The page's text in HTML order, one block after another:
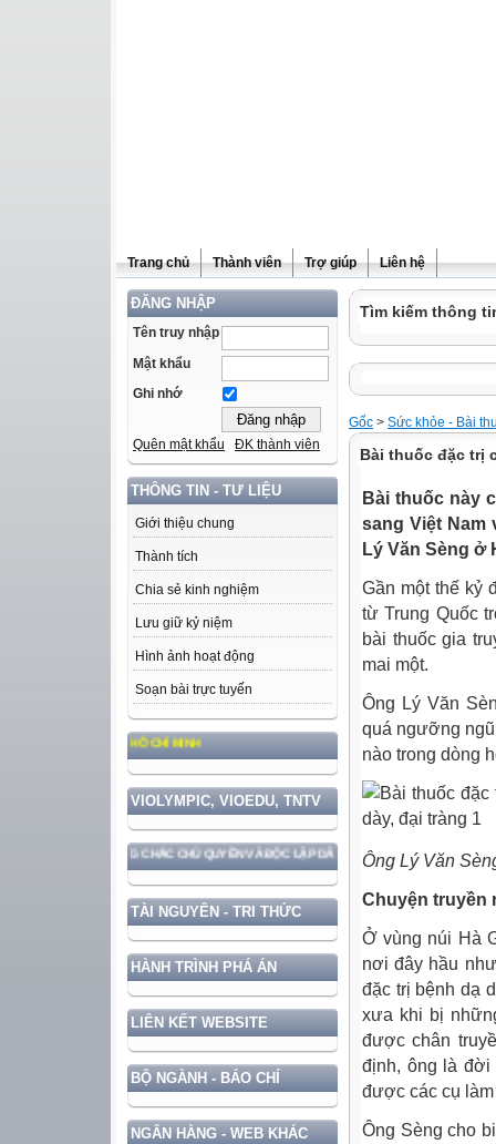
Trang chủ Thành viên Trợ giúp Liên hệ
ĐĂNG NHẬP
Tên truy nhập
Mật khẩu
Ghi nhớ
Quên mật khẩu ĐK thành viên
THÔNG TIN - TƯ LIỆU
Giới thiệu chung
Thành tích
Chia sẻ kinh nghiệm
Lưu giữ kỷ niệm
Hình ảnh hoạt động
Soạn bài trực tuyến
CÁCH HỒ CHÍ MINH
VIOLYMPIC, VIOEDU, TNTV
VỆ VỮNG CHẮC CHỦ QUYỀN VÀ ĐỘC LẬP DÂN TỘC!
TÀI NGUYÊN - TRI THỨC
HÀNH TRÌNH PHÁ ÁN
LIÊN KẾT WEBSITE
BỘ NGÀNH - BÁO CHÍ
NGÂN HÀNG - WEB KHÁC
Tìm kiếm thông
Gốc > Sức khỏe - Bài
Bài thuốc đặc trị
Bài thuốc này
sang Việt Nam
Lý Văn Sèng ở
Gần một thế kỷ
từ Trung Quốc
bài thuốc gia
mai một.
Ông Lý Văn
quá ngưỡng
nào trong dòng
Ông Lý Văn
Chuyện truyền
Ở vùng núi Hà
nơi đây hầu
đặc trị bệnh dạ
xưa khi bị
được chân
định, ông là đời
được các cụ
Ông Sèng cho